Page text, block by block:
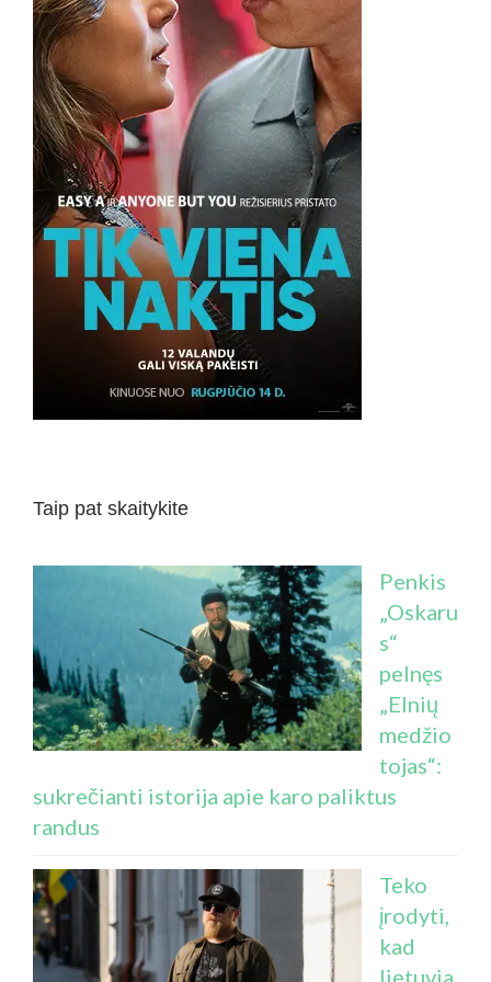
Taip pat skaitykite
Penkis
„Oskaru
s“
pelnęs
„Elnių
medžio
tojas“:
sukrečianti istorija apie karo paliktus
randus
Teko
įrodyti,
kad
lietuvia